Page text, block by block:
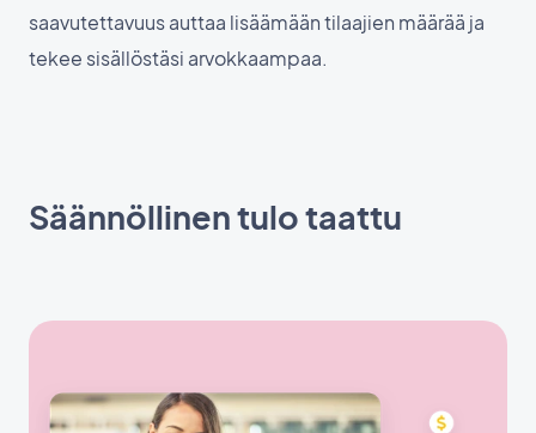
saavutettavuus auttaa lisäämään tilaajien määrää ja
tekee sisällöstäsi arvokkaampaa.
Säännöllinen tulo taattu